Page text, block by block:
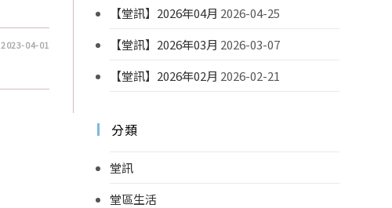
2023-04-01
【堂訊】2026年04月 2026-04-25
【堂訊】2026年03月 2026-03-07
【堂訊】2026年02月 2026-02-21
分類
堂訊
堂區生活